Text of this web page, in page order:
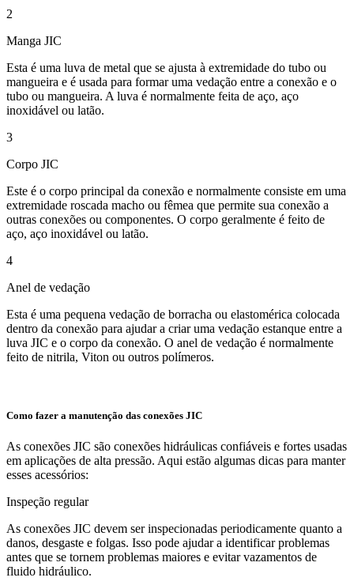
2
Manga JIC
Esta é uma luva de metal que se ajusta à extremidade do tubo ou
mangueira e é usada para formar uma vedação entre a conexão e o
tubo ou mangueira. A luva é normalmente feita de aço, aço
inoxidável ou latão.
3
Corpo JIC
Este é o corpo principal da conexão e normalmente consiste em uma
extremidade roscada macho ou fêmea que permite sua conexão a
outras conexões ou componentes. O corpo geralmente é feito de
aço, aço inoxidável ou latão.
4
Anel de vedação
Esta é uma pequena vedação de borracha ou elastomérica colocada
dentro da conexão para ajudar a criar uma vedação estanque entre a
luva JIC e o corpo da conexão. O anel de vedação é normalmente
feito de nitrila, Viton ou outros polímeros.
Como fazer a manutenção das conexões JIC
As conexões JIC são conexões hidráulicas confiáveis ​​e fortes usadas
em aplicações de alta pressão. Aqui estão algumas dicas para manter
esses acessórios:
Inspeção regular
As conexões JIC devem ser inspecionadas periodicamente quanto a
danos, desgaste e folgas. Isso pode ajudar a identificar problemas
antes que se tornem problemas maiores e evitar vazamentos de
fluido hidráulico.